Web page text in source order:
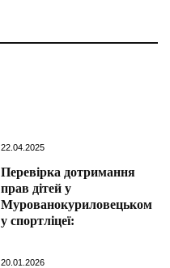
22.04.2025
Перевірка дотримання
прав дітей у
Мурованокуриловецьком
у спортліцеї:
20.01.2026